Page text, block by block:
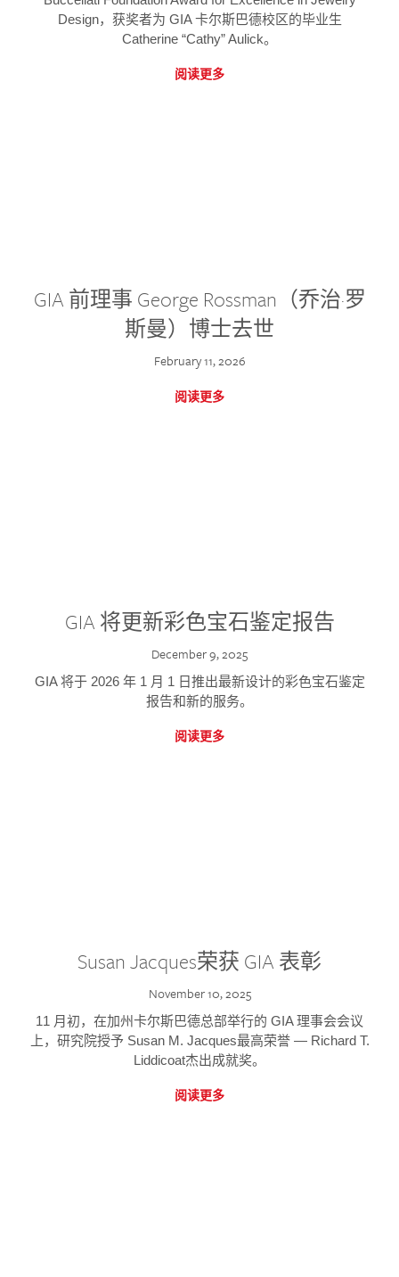
Design，获奖者为 GIA 卡尔斯巴德校区的毕业生
Catherine “Cathy” Aulick。
阅读更多
GIA 前理事 George Rossman（乔治·罗
斯曼）博士去世
February 11, 2026
阅读更多
GIA 将更新彩色宝石鉴定报告
December 9, 2025
GIA 将于 2026 年 1 月 1 日推出最新设计的彩色宝石鉴定
报告和新的服务。
阅读更多
Susan Jacques荣获 GIA 表彰
November 10, 2025
11 月初，在加州卡尔斯巴德总部举行的 GIA 理事会会议
上，研究院授予 Susan M. Jacques最高荣誉 — Richard T.
Liddicoat杰出成就奖。
阅读更多